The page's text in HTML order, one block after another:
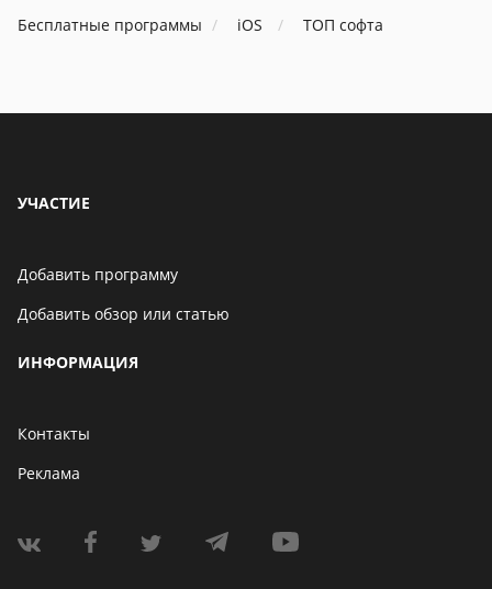
Бесплатные программы iOS ТОП софта
УЧАСТИЕ
Добавить программу
Добавить обзор или статью
ИНФОРМАЦИЯ
Контакты
Реклама